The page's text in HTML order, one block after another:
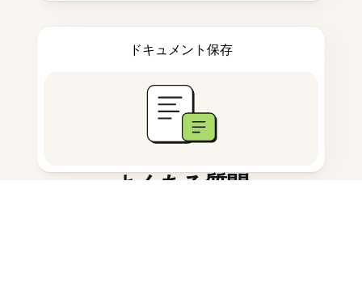
ドキュメント保存
よくある質問